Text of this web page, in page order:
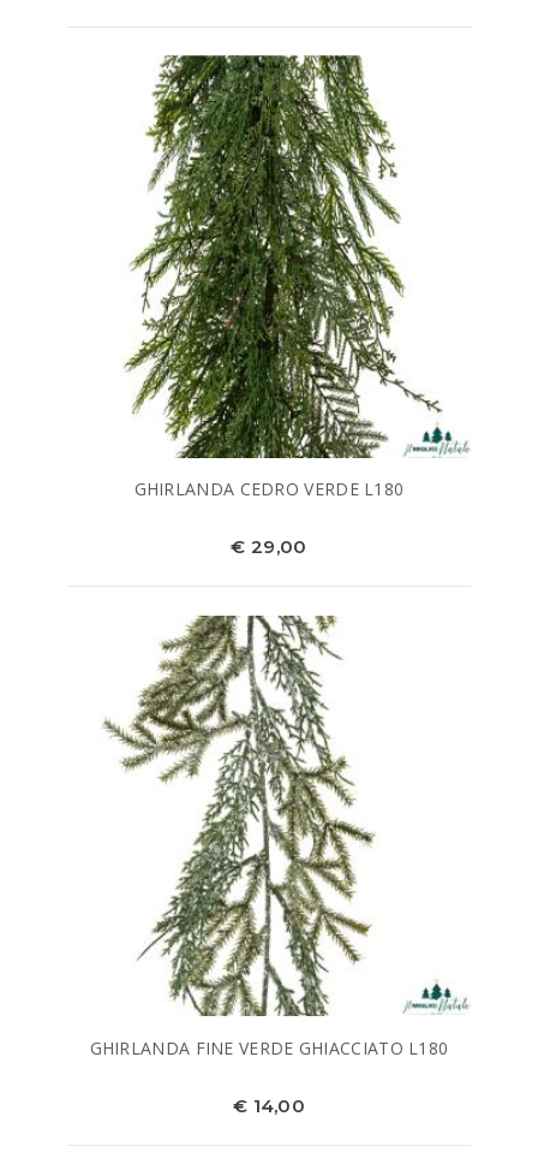
GHIRLANDA CEDRO VERDE L180
€ 29,00
GHIRLANDA FINE VERDE GHIACCIATO L180
€ 14,00